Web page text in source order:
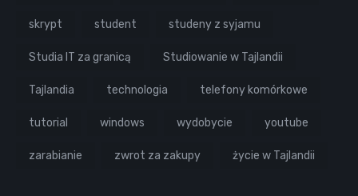
skrypt student studeny z syjamu
Studia IT za granicą Studiowanie w Tajlandii
Tajlandia technologia telefony komórkowe
tutorial windows wydobycie youtube
zarabianie zwrot za zakupy życie w Tajlandii